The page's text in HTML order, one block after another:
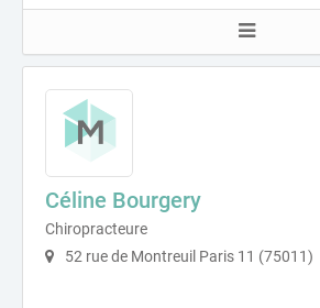
Céline Bourgery
Chiropracteure
52 rue de Montreuil Paris 11 (75011)